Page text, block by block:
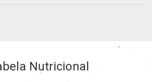
Nutricional